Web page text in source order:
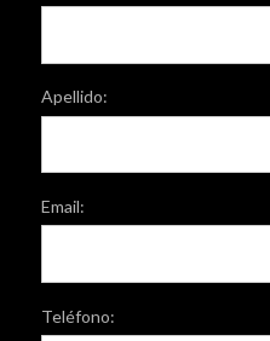
Apellido:
Email:
Teléfono: